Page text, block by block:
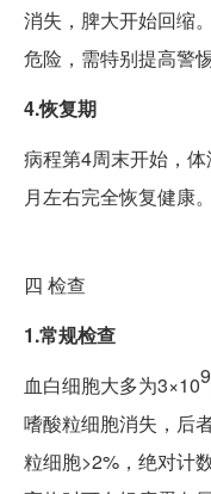
消失，脾大开始回缩
危险，需特别提高警惕
4.恢复期
病程第4周末开始，
月左右完全恢复健康。
四 检查
1.常规检查
血白细胞大多为3×109
嗜酸粒细胞消失，后
粒细胞>2%，绝对计